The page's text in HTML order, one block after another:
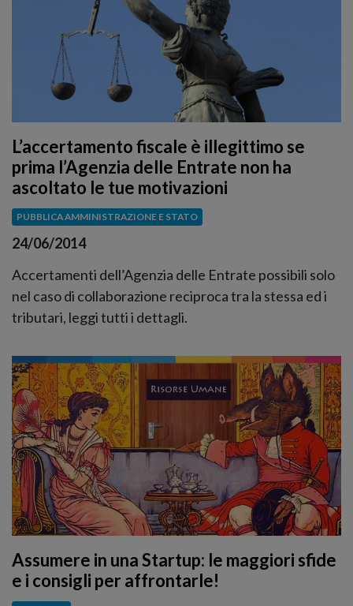
L’accertamento fiscale è illegittimo se
prima l’Agenzia delle Entrate non ha
ascoltato le tue motivazioni
PUBBLICA AMMINISTRAZIONE E STATO
24/06/2014
Accertamenti dell’Agenzia delle Entrate possibili solo
nel caso di collaborazione reciproca tra la stessa ed i
tributari, leggi tutti i dettagli.
Assumere in una Startup: le maggiori sfide
e i consigli per affrontarle!